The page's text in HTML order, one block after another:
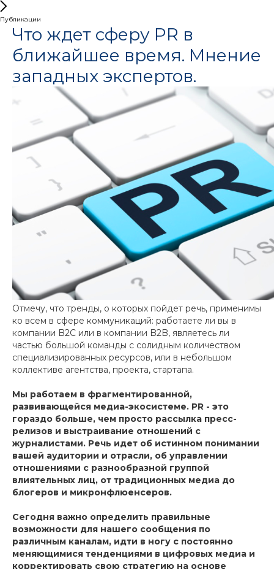
Публикации
Что ждет сферу PR в
ближайшее время. Мнение
западных экспертов.
Отмечу, что тренды, о которых пойдет речь, применимы
ко всем в сфере коммуникаций: работаете ли вы в
компании B2C или в компании B2B, являетесь ли
частью большой команды с солидным количеством
специализированных ресурсов, или в небольшом
коллективе агентства, проекта, стартапа.
Мы работаем в фрагментированной,
развивающейся медиа-экосистеме. PR - это
гораздо больше, чем просто рассылка пресс-
релизов и выстраивание отношений с
журналистами. Речь идет об истинном понимании
вашей аудитории и отрасли, об управлении
отношениями с разнообразной группой
влиятельных лиц, от традиционных медиа до
блогеров и микронфлюенсеров.
Сегодня важно определить правильные
возможности для нашего сообщения по
различным каналам, идти в ногу с постоянно
меняющимися тенденциями в цифровых медиа и
корректировать свою стратегию на основе